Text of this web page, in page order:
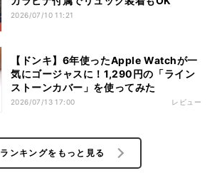
2026/07/10 11:21
【ドンキ】6年使ったApple Watchが一
気にゴージャスに！1,290円の「ライン
ストーンカバー」を使ってみた
2026/07/13 17:00 レビュー
ランキングをもっと見る